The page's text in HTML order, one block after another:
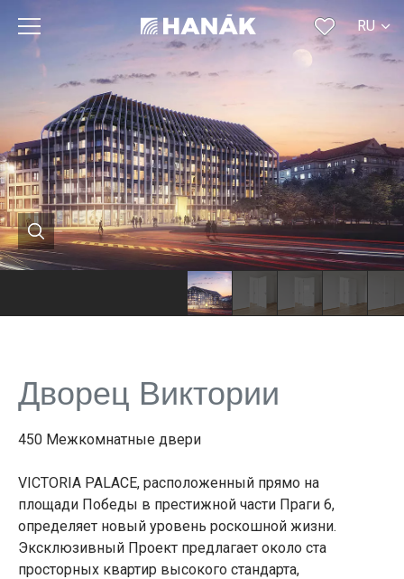
CS
EN
DE
RU
FR
Дворец Виктории
450 Межкомнатные двери
VICTORIA PALACE, расположенный прямо на
площади Победы в престижной части Праги 6,
определяет новый уровень роскошной жизни.
Эксклюзивный Проект предлагает около ста
просторных квартир высокого стандарта,